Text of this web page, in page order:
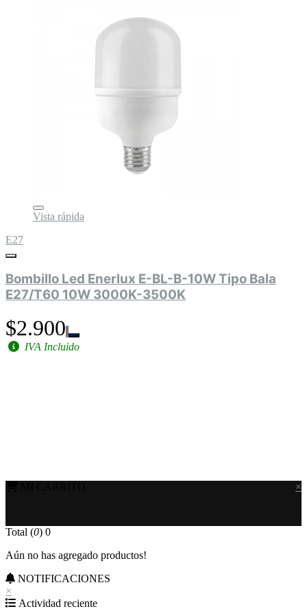
Vista rápida
E27
Bombillo Led Enerlux E-BL-B-10W Tipo Bala
E27/T60 10W 3000K-3500K
$2.900
IVA Incluido
×
Total (0) 0
Aún no has agregado productos!
NOTIFICACIONES
×
Actividad reciente